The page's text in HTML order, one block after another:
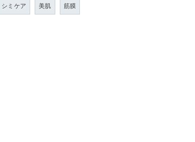
シミケア 美肌 筋膜